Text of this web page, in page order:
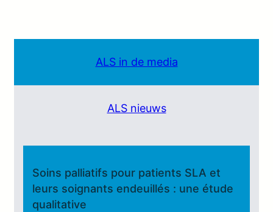
ALS in de media
ALS nieuws
Soins palliatifs pour patients SLA et
leurs soignants endeuillés : une étude
qualitative